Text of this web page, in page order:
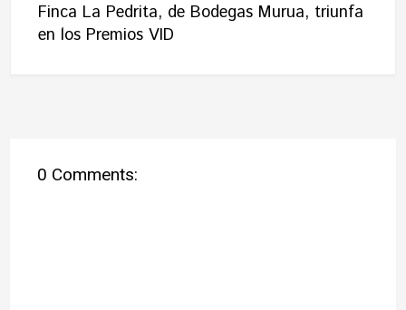
Finca La Pedrita, de Bodegas Murua, triunfa
en los Premios VID
0 Comments: